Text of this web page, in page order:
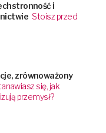
i
Stoisz przed
zrównoważony
się, jak
przemysł?